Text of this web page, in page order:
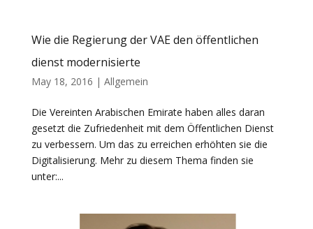
Wie die Regierung der VAE den öffentlichen
dienst modernisierte
May 18, 2016 | Allgemein
Die Vereinten Arabischen Emirate haben alles daran
gesetzt die Zufriedenheit mit dem Öffentlichen Dienst
zu verbessern. Um das zu erreichen erhöhten sie die
Digitalisierung. Mehr zu diesem Thema finden sie
unter:...